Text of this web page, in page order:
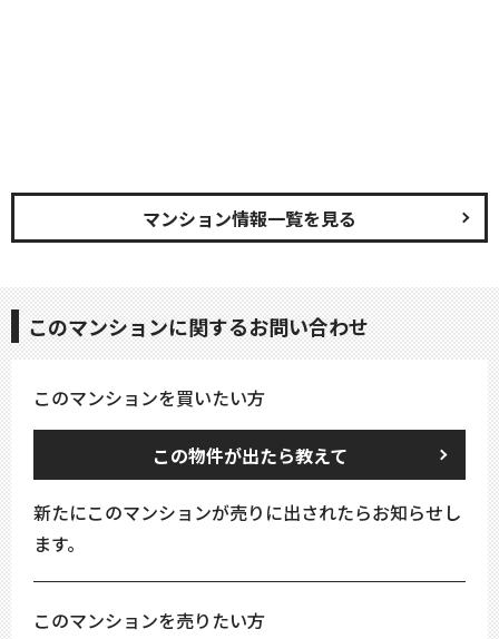
マンション情報一覧を見る
このマンションに関するお問い合わせ
このマンションを買いたい方
この物件が出たら教えて
新たにこのマンションが売りに出されたらお知らせし
ます。
このマンションを売りたい方